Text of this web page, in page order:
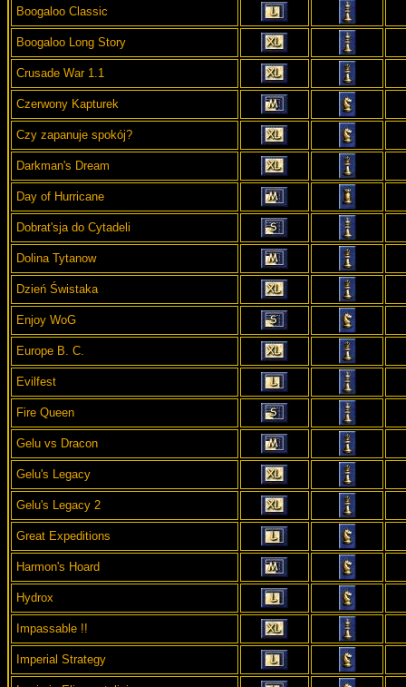
Boogaloo Classic
Boogaloo Long Story
Crusade War 1.1
Czerwony Kapturek
Czy zapanuje spokój?
Darkman's Dream
Day of Hurricane
Dobrat'sja do Cytadeli
Dolina Tytanow
Dzień Świstaka
Enjoy WoG
Europe B. C.
Evilfest
Fire Queen
Gelu vs Dracon
Gelu's Legacy
Gelu's Legacy 2
Great Expeditions
Harmon's Hoard
Hydrox
Impassable !!
Imperial Strategy